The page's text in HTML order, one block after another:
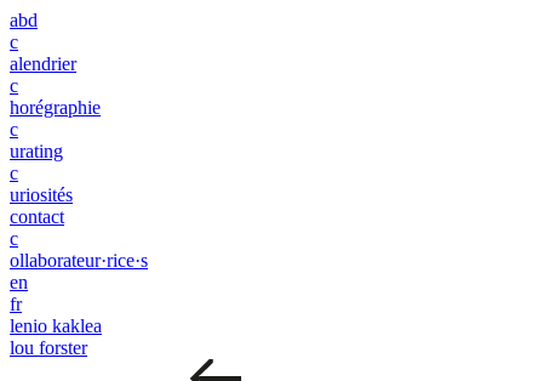
abd
c
alendrier
c
horégraphie
c
urating
c
uriosités
contact
c
ollaborateur·rice·s
en
fr
lenio kaklea
lou forster